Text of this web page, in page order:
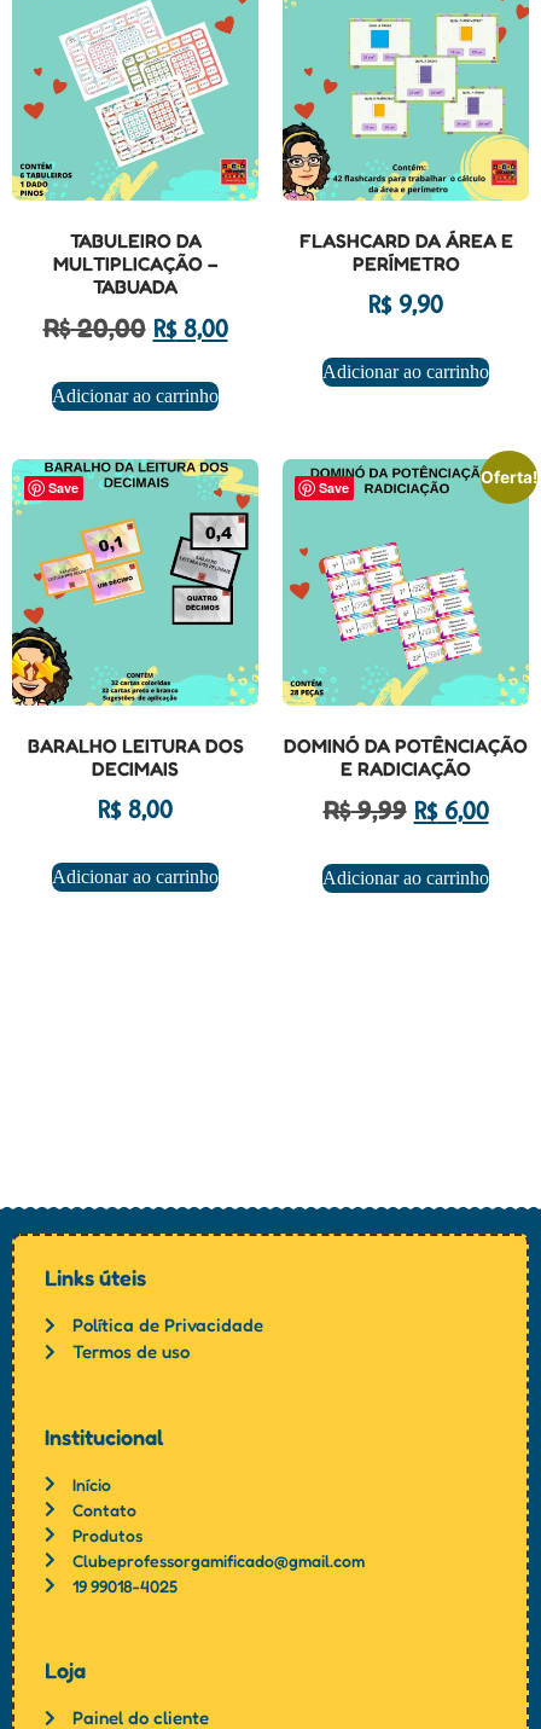
TABULEIRO DA
MULTIPLICAÇÃO –
TABUADA
R$20,00 R$8,00
Adicionar ao carrinho
FLASHCARD DA ÁREA E
PERÍMETRO
R$9,90
Adicionar ao carrinho
Save
BARALHO LEITURA DOS
DECIMAIS
R$8,00
Adicionar ao carrinho
Save
Oferta!
DOMINÓ DA POTÊNCIAÇÃO
E RADICIAÇÃO
R$9,99 R$6,00
Adicionar ao carrinho
Links úteis
Política de Privacidade
Termos de uso
Institucional
Início
Contato
Produtos
Clubeprofessorgamificado@gmail.com
19 99018-4025
Loja
Painel do cliente